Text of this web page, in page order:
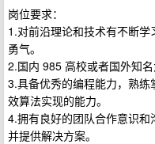
岗位要求：
1.对前沿理论和技术有不断
勇气。
2.国内 985 高校或者国外知名
3.具备优秀的编程能力，熟
效算法实现的能力。
4.拥有良好的团队合作意识
并提供解决方案。